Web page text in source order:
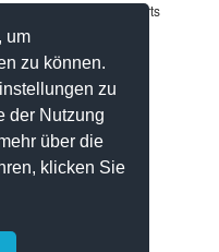
um
zu können.
zu
der Nutzung
über die
klicken Sie
deutschen Squashsports